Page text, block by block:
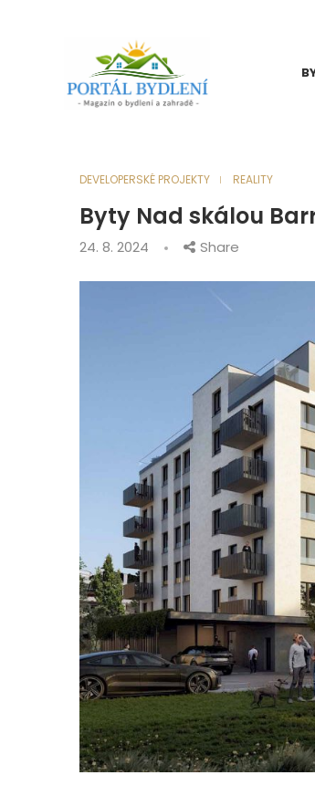
DEVELOPERSKÉ PROJEKTY REALITY
Byty Nad skálou
24. 8. 2024 Share